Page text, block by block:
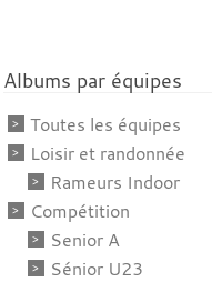
Albums par équipes
Toutes les équipes
Loisir et randonnée
Rameurs Indoor
Compétition
Senior A
Sénior U23